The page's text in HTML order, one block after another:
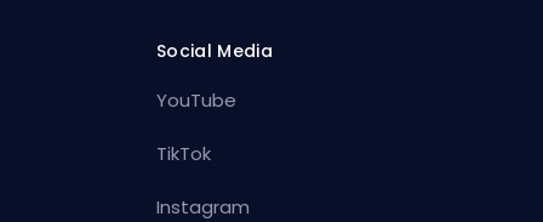
Social Media
YouTube
TikTok
Instagram